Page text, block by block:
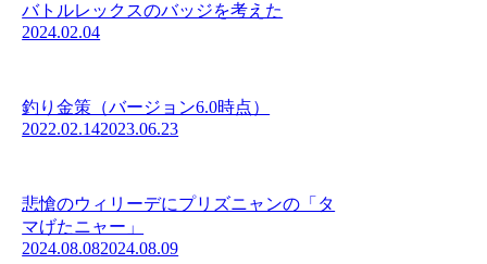
バトルレックスのバッジを考えた
2024.02.04
釣り金策（バージョン6.0時点）
2022.02.142023.06.23
悲愴のウィリーデにプリズニャンの「タ
マげたニャー」
2024.08.082024.08.09